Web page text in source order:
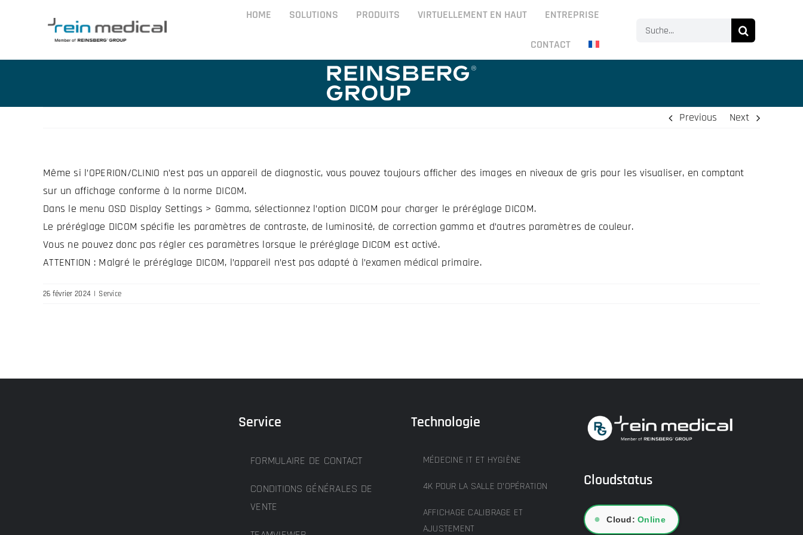
HOME SOLUTIONS PRODUITS VIRTUELLEMENT EN HAUT ENTREPRISE
CONTACT
Search
Previous Next
Même si l’OPERION/CLINIO n’est pas un appareil de diagnostic, vous pouvez toujours afficher des images en niveaux de gris pour les visualiser, en comptant
sur un affichage conforme à la norme DICOM.
Dans le menu OSD Display Settings > Gamma, sélectionnez l’option DICOM pour charger le préréglage DICOM.
Le préréglage DICOM spécifie les paramètres de contraste, de luminosité, de correction gamma et d’autres paramètres de couleur.
Vous ne pouvez donc pas régler ces paramètres lorsque le préréglage DICOM est activé.
ATTENTION : Malgré le préréglage DICOM, l’appareil n’est pas adapté à l’examen médical primaire.
26 février 2024 | Service
Service
FORMULAIRE DE CONTACT
CONDITIONS GÉNÉRALES DE
VENTE
Technologie
MÉDECINE IT ET HYGIÈNE
4K POUR LA SALLE D’OPÉRATION
AFFICHAGE CALIBRAGE ET
AJUSTEMENT
Cloudstatus
● Cloud:Online